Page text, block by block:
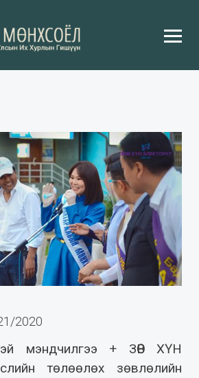
2020
мэндчилгээ + ЗӨВ ХҮН
төлөөлөх зөвлөлийн